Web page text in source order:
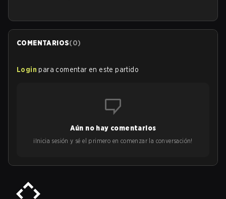
COMENTARIOS(0)
Login para comentar en este partido
Aún no hay comentarios
¡Inicia sesión y sé el primero en comenzar la conversación!